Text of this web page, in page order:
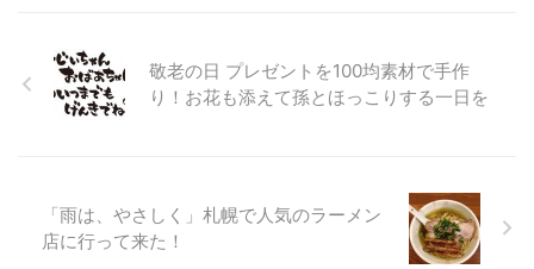
敬老の日 プレゼントを100均素材で手作
り！お花も添えて孫とほっこりする一日を
「雨は、やさしく」札幌で人気のラーメン
店に行って来た！